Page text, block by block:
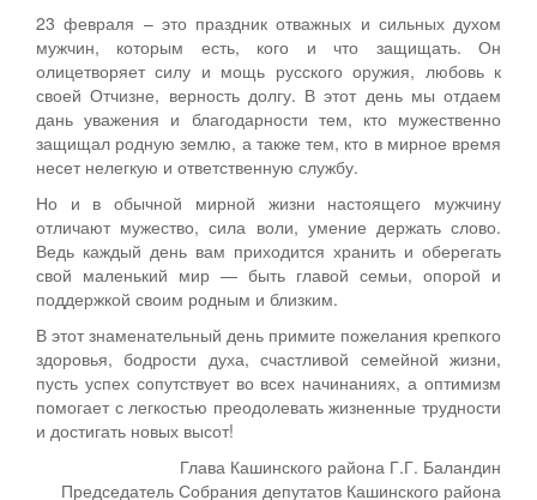
23 февраля – это праздник отважных и сильных духом
мужчин, которым есть, кого и что защищать. Он
олицетворяет силу и мощь русского оружия, любовь к
своей Отчизне, верность долгу. В этот день мы отдаем
дань уважения и благодарности тем, кто мужественно
защищал родную землю, а также тем, кто в мирное время
несет нелегкую и ответственную службу.
Но и в обычной мирной жизни настоящего мужчину
отличают мужество, сила воли, умение держать слово.
Ведь каждый день вам приходится хранить и оберегать
свой маленький мир — быть главой семьи, опорой и
поддержкой своим родным и близким.
В этот знаменательный день примите пожелания крепкого
здоровья, бодрости духа, счастливой семейной жизни,
пусть успех сопутствует во всех начинаниях, а оптимизм
помогает с легкостью преодолевать жизненные трудности
и достигать новых высот!
Глава Кашинского района Г.Г. Баландин
Председатель Собрания депутатов Кашинского района